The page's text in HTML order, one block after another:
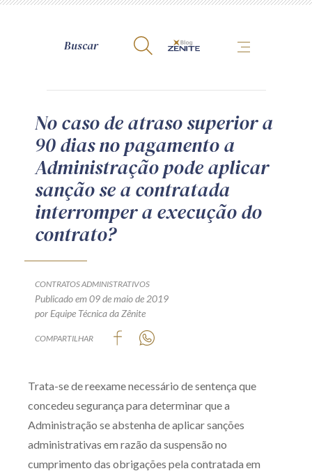
A Zênite
Como publicar conosco
Site da Zênite
Contato
Termos de uso
Política de Privacidade
Produtos e serviços
Zênite Play
Orientação por Escrito
Mentoria Zênite
No caso de atraso superior a
90 dias no pagamento a
Administração pode aplicar
sanção se a contratada
interromper a execução do
contrato?
CONTRATOS ADMINISTRATIVOS
Publicado em 09 de maio de 2019
por Equipe Técnica da Zênite
COMPARTILHAR
Trata-se de reexame necessário de sentença que
concedeu segurança para determinar que a
Administração se abstenha de aplicar sanções
administrativas em razão da suspensão no
cumprimento das obrigações pela contratada em